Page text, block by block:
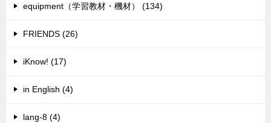
equipment（学習教材・機材） (134)
FRIENDS (26)
iKnow! (17)
in English (4)
lang-8 (4)